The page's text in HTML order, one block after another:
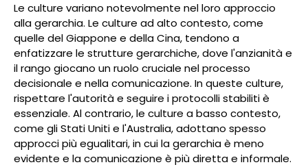
Le culture variano notevolmente nel loro approccio
alla gerarchia. Le culture ad alto contesto, come
quelle del Giappone e della Cina, tendono a
enfatizzare le strutture gerarchiche, dove l'anzianità e
il rango giocano un ruolo cruciale nel processo
decisionale e nella comunicazione. In queste culture,
rispettare l'autorità e seguire i protocolli stabiliti è
essenziale. Al contrario, le culture a basso contesto,
come gli Stati Uniti e l'Australia, adottano spesso
approcci più egualitari, in cui la gerarchia è meno
evidente e la comunicazione è più diretta e informale.